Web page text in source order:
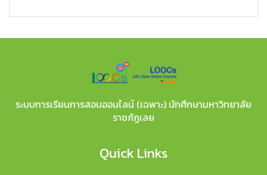
ระบบการเรียนการสอนออนไลน์ (เฉพาะ) นักศึกษามหาวิทยาลัย
ราชภัฏเลย
Quick Links